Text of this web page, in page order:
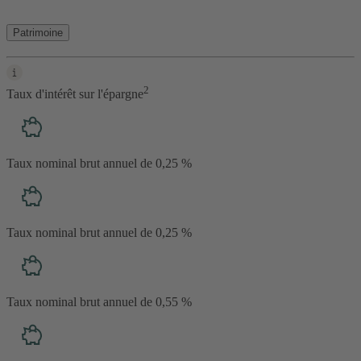
Patrimoine
Taux d'intérêt sur l'épargne2
Taux nominal brut annuel de 0,25 %
Taux nominal brut annuel de 0,25 %
Taux nominal brut annuel de 0,55 %